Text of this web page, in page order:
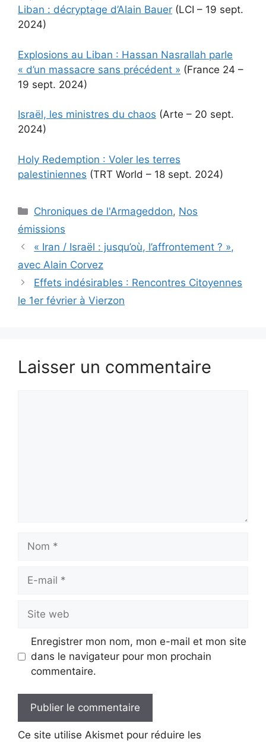
Liban : décryptage d’Alain Bauer (LCI – 19 sept.
2024)
Explosions au Liban : Hassan Nasrallah parle
« d’un massacre sans précédent » (France 24 –
19 sept. 2024)
Israël, les ministres du chaos (Arte – 20 sept.
2024)
Holy Redemption : Voler les terres
palestiniennes (TRT World – 18 sept. 2024)
Catégories
Chroniques de l'Armageddon, Nos
émissions
« Iran / Israël : jusqu’où, l’affrontement ? »,
avec Alain Corvez
Effets indésirables : Rencontres Citoyennes
le 1er février à Vierzon
Laisser un commentaire
mail
web
Enregistrer mon nom, mon e-mail et mon site
dans le navigateur pour mon prochain
commentaire.
Ce site utilise Akismet pour réduire les